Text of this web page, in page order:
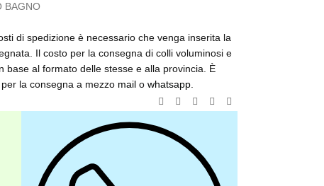
BAGNO
di spedizione è necessario che venga inserita la
Il costo per la consegna di colli voluminosi e
al formato delle stesse e alla provincia. È
la consegna a mezzo mail o whatsapp